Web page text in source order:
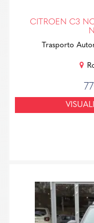
CITROEN C3
Trasporto